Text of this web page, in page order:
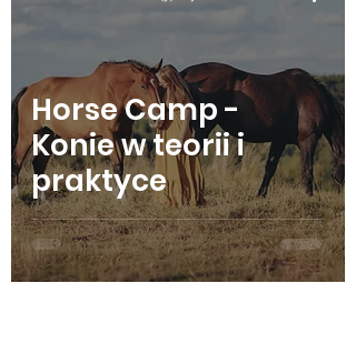
Horse Camp -
Konie w teorii i
praktyce